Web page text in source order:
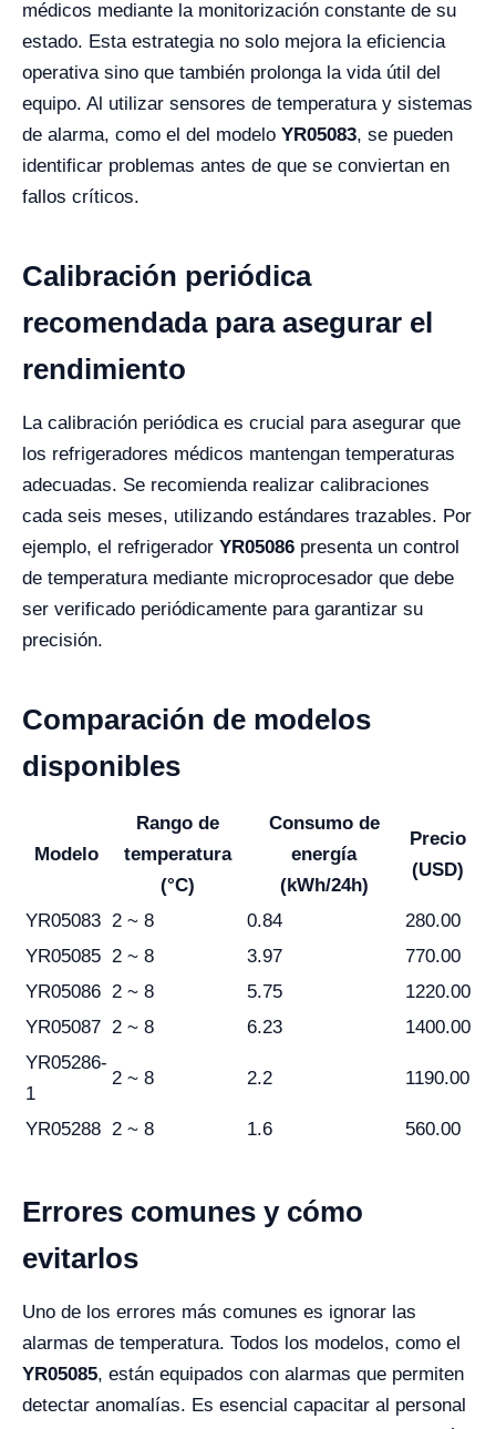
médicos mediante la monitorización constante de su
estado. Esta estrategia no solo mejora la eficiencia
operativa sino que también prolonga la vida útil del
equipo. Al utilizar sensores de temperatura y sistemas
de alarma, como el del modelo YR05083, se pueden
identificar problemas antes de que se conviertan en
fallos críticos.
Calibración periódica
recomendada para asegurar el
rendimiento
La calibración periódica es crucial para asegurar que
los refrigeradores médicos mantengan temperaturas
adecuadas. Se recomienda realizar calibraciones
cada seis meses, utilizando estándares trazables. Por
ejemplo, el refrigerador YR05086 presenta un control
de temperatura mediante microprocesador que debe
ser verificado periódicamente para garantizar su
precisión.
Comparación de modelos
disponibles
Modelo
Rango de
temperatura
(°C)
Consumo de
energía
(kWh/24h)
Precio
(USD)
YR05083 2 ~ 8 0.84
280.00
YR05085 2 ~ 8 3.97
770.00
YR05086 2 ~ 8 5.75
1220.00
YR05087 2 ~ 8 6.23
1400.00
YR05286-
1
2 ~ 8 2.2 1190.00
YR05288 2 ~ 8 1.6 560.00
Errores comunes y cómo
evitarlos
Uno de los errores más comunes es ignorar las
alarmas de temperatura. Todos los modelos, como el
YR05085, están equipados con alarmas que permiten
detectar anomalías. Es esencial capacitar al personal